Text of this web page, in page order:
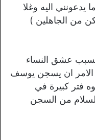
اليه وغلا
من الجاهلين )
عشق النساء
الامر ان يسجن يوسف
فتر كبيرة في
من السجن